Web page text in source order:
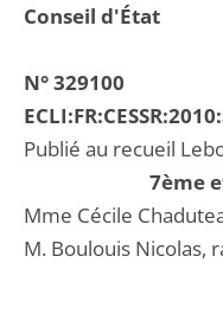
Conseil d'État
N° 329100
Publié au recueil
7ème
Mme Cécile
M. Boulouis Nicolas,